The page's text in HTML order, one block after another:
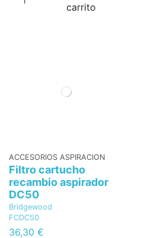
carrito
ACCESORIOS ASPIRACION
Filtro cartucho
recambio aspirador
DC50
Bridgewood
FCDC50
36,30 €